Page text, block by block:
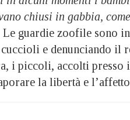
chiusi in gabbia,
Le guardie zoofile sono
cuccioli e denunciando il
i piccoli, accolti presso
la libertà e